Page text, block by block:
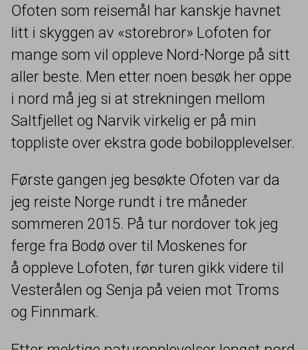
Ofoten som reisemål har kanskje havnet
litt i skyggen av «storebror» Lofoten for
mange som vil oppleve Nord-Norge på sitt
aller beste. Men etter noen besøk her oppe
i nord må jeg si at strekningen mellom
Saltfjellet og Narvik virkelig er på min
toppliste over ekstra gode bobilopplevelser.
Første gangen jeg besøkte Ofoten var da
jeg reiste Norge rundt i tre måneder
sommeren 2015. På tur nordover tok jeg
ferge fra Bodø over til Moskenes for
å oppleve Lofoten, før turen gikk videre til
Vesterålen og Senja på veien mot Troms
og Finnmark.